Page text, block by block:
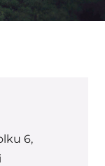
6,